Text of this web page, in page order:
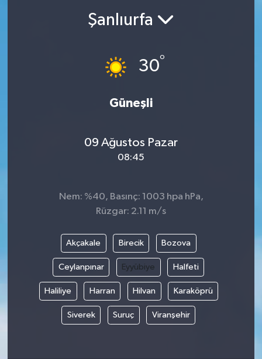
Şanlıurfa
30°
Güneşli
09 Ağustos Pazar
08:45
Nem: %40, Basınç: 1003 hpa hPa,
Rüzgar: 2.11 m/s
Akçakale Birecik Bozova
Ceylanpınar Eyyübiye Halfeti
Haliliye Harran Hilvan Karaköprü
Siverek Suruç Viranşehir